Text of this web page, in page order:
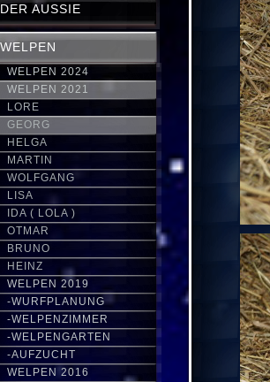
DER AUSSIE
WELPEN
WELPEN 2024
WELPEN 2021
LORE
GEORG
HELGA
MARTIN
WOLFGANG
LISA
IDA ( LOLA )
OTMAR
BRUNO
HEINZ
WELPEN 2019
-WURFPLANUNG
-WELPENZIMMER
-WELPENGARTEN
-AUFZUCHT
WELPEN 2016